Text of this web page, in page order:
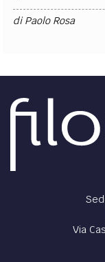
diPaolo Rosa
Via